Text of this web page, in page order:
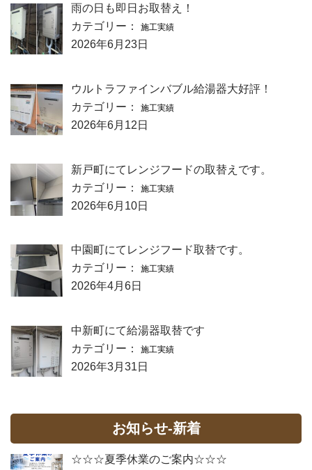
雨の日も即日お取替え！
カテゴリー：
施工実績
2026年6月23日
ウルトラファインバブル給湯器大好評！
カテゴリー：
施工実績
2026年6月12日
新戸町にてレンジフードの取替えです。
カテゴリー：
施工実績
2026年6月10日
中園町にてレンジフード取替です。
カテゴリー：
施工実績
2026年4月6日
中新町にて給湯器取替です
カテゴリー：
施工実績
2026年3月31日
お知らせ-新着
☆☆☆夏季休業のご案内☆☆☆